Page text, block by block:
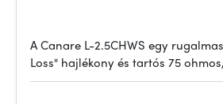
A Canare L-2.5CHWS egy
Loss" hajlékony és tartós 75 ohmos,